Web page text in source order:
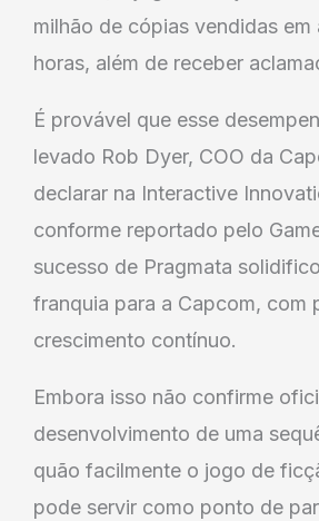
milhão de cópias vendidas em
horas, além de receber
É provável que esse
levado Rob Dyer, COO da
declarar na Interactive
conforme reportado pelo
sucesso de Pragmata
franquia para a Capcom, com
crescimento contínuo.
Embora isso não confirme
desenvolvimento de uma
quão facilmente o jogo de
pode servir como ponto de